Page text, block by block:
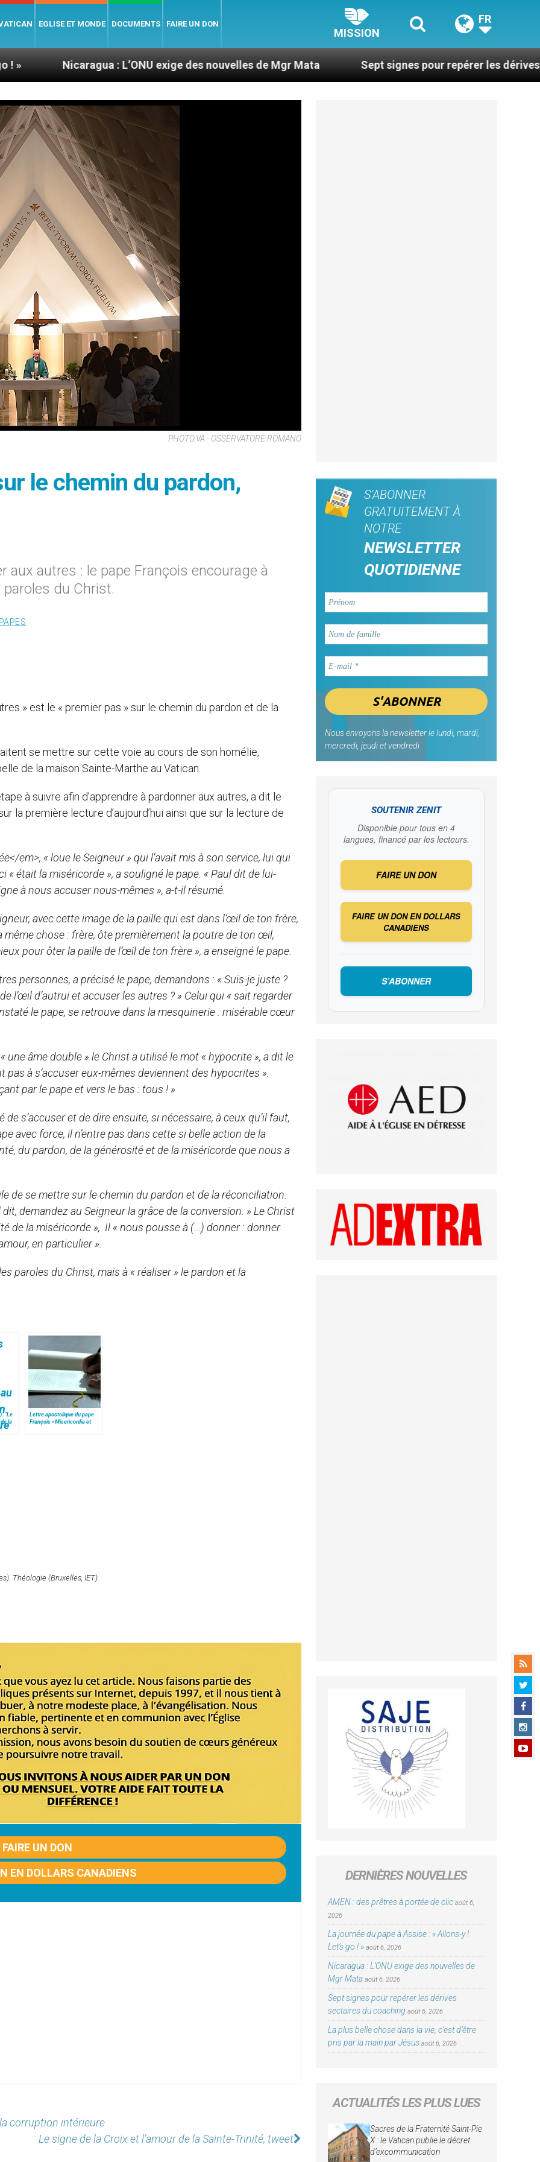
EGLISE ET MONDE DOCUMENTS FAIRE UN DON
MISSION
FR
: L’ONU exige des nouvelles de Mgr Mata Sept signes pour repérer les dérives sectaires du
PHOTO.VA - OSSERVATORE ROMANO
le chemin du pardon,
autres : le pape François encourage à
du Christ.
PAPES
» est le « premier pas » sur le chemin du pardon et de la
se mettre sur cette voie au cours de son homélie,
de la maison Sainte-Marthe au Vatican.
à suivre afin d’apprendre à pardonner aux autres, a dit le
la première lecture d’aujourd’hui ainsi que sur la lecture de
em>, « loue le Seigneur » qui l’avait mis à son service, lui qui
« était la miséricorde », a souligné le pape. « Paul dit de lui-
à nous accuser nous-mêmes », a-t-il résumé.
avec cette image de la paille qui est dans l’œil de ton frère,
chose : frère, ôte premièrement la poutre de ton œil,
pour ôter la paille de l’œil de ton frère », a enseigné le pape.
personnes, a précisé le pape, demandons : « Suis-je juste ?
l’œil d’autrui et accuser les autres ? » Celui qui « sait regarder
le pape, se retrouve dans la mesquinerie : misérable cœur
une âme double » le Christ a utilisé le mot « hypocrite », a dit le
à s’accuser eux-mêmes deviennent des hypocrites ».
par le pape et vers le bas : tous ! »
de s’accuser et de dire ensuite, si nécessaire, à ceux qu’il faut,
avec force, il n’entre pas dans cette si belle action de la
du pardon, de la générosité et de la miséricorde que nous a
de se mettre sur le chemin du pardon et de la réconciliation.
demandez au Seigneur la grâce de la conversion. » Le Christ
de la miséricorde », Il « nous pousse à (…) donner : donner
en particulier ».
paroles du Christ, mais à « réaliser » le pardon et la
"Le
la
Lettre apostolique du pape
François «Misericordia et
Théologie (Bruxelles, IET).
FAIRE UN DON
EN DOLLARS CANADIENS
corruption intérieure
Le signe de la Croix et l’amour de la Sainte-Trinité, tweet
S'ABONNER
GRATUITEMENT À
NOTRE
NEWSLETTER
QUOTIDIENNE
Nous envoyons la newsletter le lundi, mardi,
mercredi, jeudi et vendredi
SOUTENIR ZENIT
Disponible pour tous en 4
langues, financé par les lecteurs.
FAIRE UN DON
FAIRE UN DON EN DOLLARS
CANADIENS
S’ABONNER
DERNIÈRES NOUVELLES
AMEN : des prêtres à portée de clic août 6,
2026
La journée du pape à Assise : « Allons-y !
Let’s go ! » août 6, 2026
Nicaragua : L’ONU exige des nouvelles de
Mgr Mata août 6, 2026
Sept signes pour repérer les dérives
sectaires du coaching août 6, 2026
La plus belle chose dans la vie, c’est d’être
pris par la main par Jésus août 6, 2026
ACTUALITÉS LES PLUS LUES
Sacres de la Fraternité Saint-Pie
X : le Vatican publie le décret
d’excommunication